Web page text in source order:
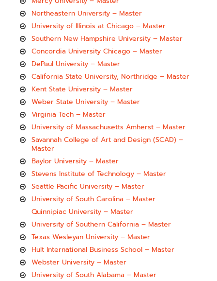
Northeastern University – Master
University of Illinois at Chicago – Master
Southern New Hampshire University – Master
Concordia University Chicago – Master
DePaul University – Master
California State University, Northridge – Master
Kent State University – Master
Weber State University – Master
Virginia Tech – Master
University of Massachusetts Amherst – Master
Savannah College of Art and Design (SCAD) –
Master
Baylor University – Master
Stevens Institute of Technology – Master
Seattle Pacific University – Master
University of South Carolina – Master
Quinnipiac University – Master
University of Southern California – Master
Texas Wesleyan University – Master
Hult International Business School – Master
Webster University – Master
University of South Alabama – Master